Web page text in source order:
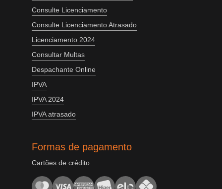
Consulte Licenciamento
Consulte Licenciamento Atrasado
Licenciamento 2024
Consultar Multas
Despachante Online
IPVA
IPVA 2024
IPVA atrasado
Formas de pagamento
Cartões de crédito